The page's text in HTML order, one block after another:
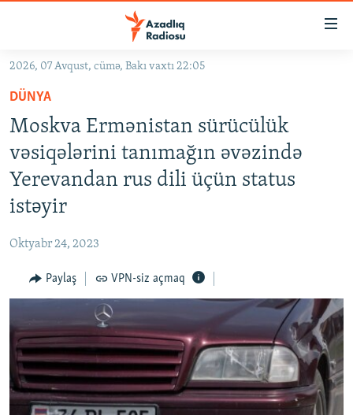
Əsas
qayıt
Əsas
naviqasiyaya
qayıt
Axtarışa
keç
#İZAHLA
KORRUPSIOMETR
#ƏSLINDƏ
FƏRQƏ BAX
ARAŞDIRMA
MULTIMEDIA
FOTOQALEREYA
İNFOQRAFIKA
KARIKATURA
OXU ZALI
AZƏRBAYCAN ƏDƏBIYYATI KITABXANASI
İSLAM VƏ DEMOKRATIYA
HAQQIMIZDA
MISSIYAMIZ
PEŞƏ ETIKASI VƏ JURNALISTIKA STANDARTLARIMIZ
BIZI IZLƏ
2026, 07 Avqust, cümə, Bakı vaxtı 22:05
DÜNYA
Moskva Ermənistan sürücülük
vəsiqələrini tanımağın əvəzində
Yerevandan rus dili üçün status
istəyir
Oktyabr 24, 2023
Paylaş VPN-siz açmaq